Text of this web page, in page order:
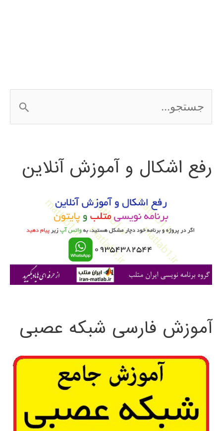
س
ج
ی
رفع اشکال و آموزش آنلاین
آموزش فارسی شبکه عصبی